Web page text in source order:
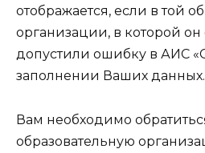
отображается, если в той
организации, в которой он
допустили ошибку в АИС
заполнении Ваших данных.
Вам необходимо
образовательную